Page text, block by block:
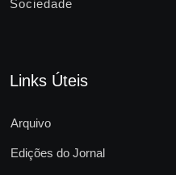
Sociedade
Links Úteis
Arquivo
Edições do Jornal